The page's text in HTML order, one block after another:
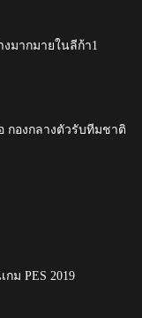
มากมายในลีก้า1
กองกลางตัวรับทีมชาติ
ม PES 2019